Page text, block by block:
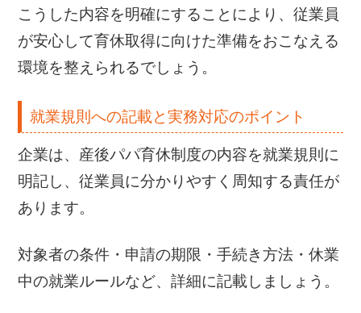
こうした内容を明確にすることにより、従業員
が安心して育休取得に向けた準備をおこなえる
環境を整えられるでしょう。
就業規則への記載と実務対応のポイント
企業は、産後パパ育休制度の内容を就業規則に
明記し、従業員に分かりやすく周知する責任が
あります。
対象者の条件・申請の期限・手続き方法・休業
中の就業ルールなど、詳細に記載しましょう。